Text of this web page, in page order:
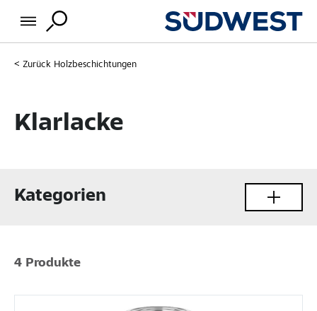
Zurück Holzbeschichtungen
Klarlacke
Kategorien
4 Produkte